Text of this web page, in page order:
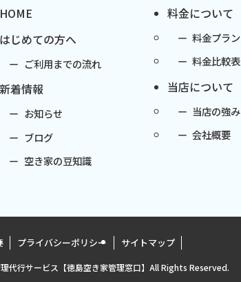
HOME
はじめての方へ
ご利用までの流れ
新着情報
お知らせ
ブログ
空き家の豆知識
料金について
料金プラン
料金比較表
当店について
当店の強み
会社概要
プライバシーポリシー サイトマップ
代行サービス【徳島空き家管理窓口】All Rights Reserved.